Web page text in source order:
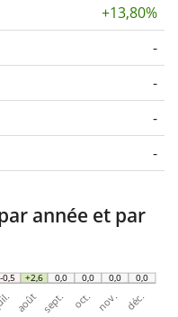
+13,80%
-
-
-
-
année et par
-0,5 +2,6 0,0 0,0 0,0 0,0
août sept. oct. nov. déc.